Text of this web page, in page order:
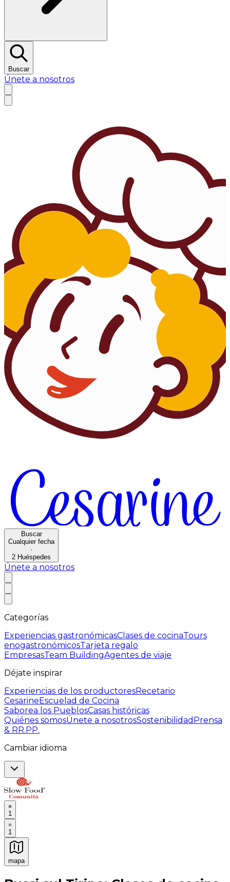
Buscar
Únete a nosotros
Buscar
Cualquier fecha
·
2 Huéspedes
Únete a nosotros
Categorías
Experiencias gastronómicasClases de cocinaTours
enogastronómicosTarjeta regalo
EmpresasTeam BuildingAgentes de viaje
Déjate inspirar
Experiencias de los productoresRecetario
CesarineEscuelad de Cocina
Saborea los PueblosCasas históricas
Quiénes somosÚnete a nosotrosSostenibilidad Prensa
& RR.PP.
Cambiar idioma
1
1
mapa